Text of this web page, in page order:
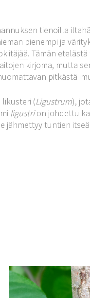
tienoilla
pienempi ja
. Tämän
kirjoma, mutta
pitkästä
likusteri (Ligustrum),
ligustrion johdettu
tuntien